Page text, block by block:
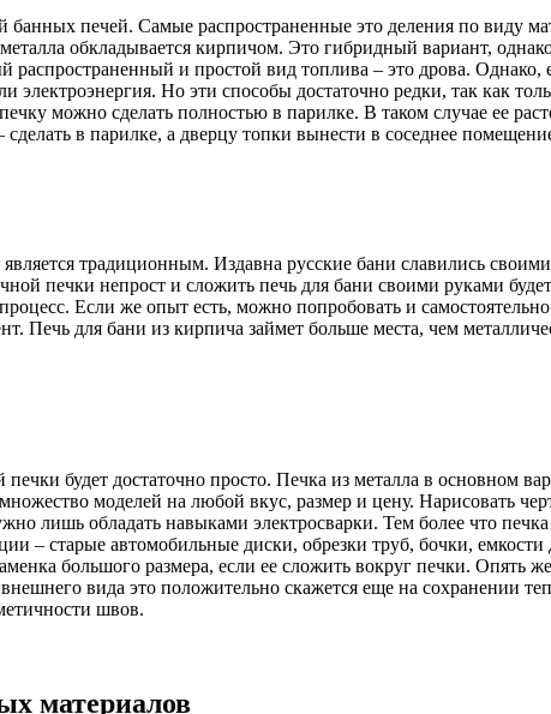
банных печей. Самые распространенные это деления по виду
обкладывается кирпичом. Это гибридный вариант,
распространенный и простой вид топлива – это дрова.
электроэнергия. Но эти способы достаточно редки, так как
можно сделать полностью в парилке. В таком случае ее
в парилке, а дверцу топки вынести в соседнее
традиционным. Издавна русские бани славились
печки непрост и сложить печь для бани своими руками
Если же опыт есть, можно попробовать и
Печь для бани из кирпича займет больше места, чем
печки будет достаточно просто. Печка из металла в
моделей на любой вкус, размер и цену. Нарисовать
лишь обладать навыками электросварки. Тем более что
– старые автомобильные диски, обрезки труб, бочки,
большого размера, если ее сложить вокруг печки. Опять
вида это положительно скажется еще на сохранении
швов.
материалов